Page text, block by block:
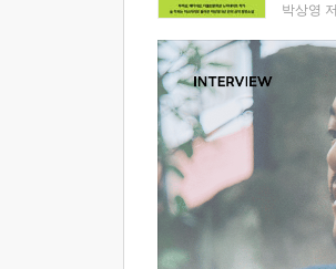
박상영 저